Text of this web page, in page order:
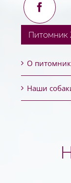
Питомник
О
Наши